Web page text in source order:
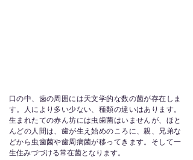
口の中、歯の周囲には天文学的な数の菌が存在しま
す。人により多い少ない、種類の違いはあります。
生まれたての赤ん坊には虫歯菌はいませんが、ほと
んどの人間は、歯が生え始めのころに、親、兄弟な
どから虫歯菌や歯周病菌が移ってきます。そして一
生住みづづける常在菌となります。